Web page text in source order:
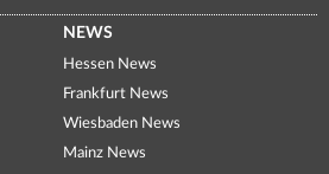
NEWS
Hessen News
Frankfurt News
Wiesbaden News
Mainz News